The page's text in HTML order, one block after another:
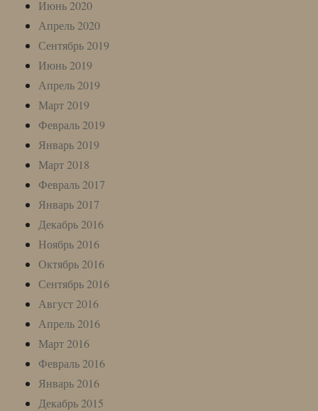
Июнь 2020
Апрель 2020
Сентябрь 2019
Июнь 2019
Апрель 2019
Март 2019
Февраль 2019
Январь 2019
Март 2018
Февраль 2017
Январь 2017
Декабрь 2016
Ноябрь 2016
Октябрь 2016
Сентябрь 2016
Август 2016
Апрель 2016
Март 2016
Февраль 2016
Январь 2016
Декабрь 2015